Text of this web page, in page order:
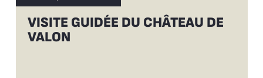
VISITE GUIDÉE DU CHÂTEAU DE
VALON